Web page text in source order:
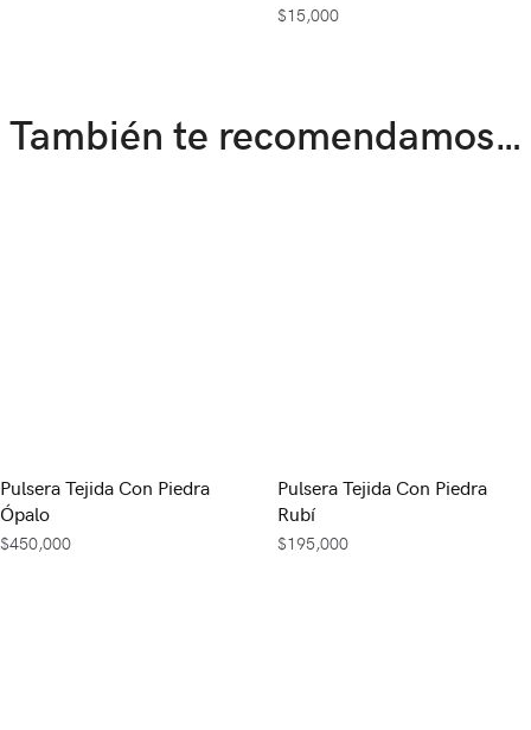
$15,000
También te recomendamos…
Pulsera Tejida Con Piedra
Ópalo
$450,000
Pulsera Tejida Con Piedra
Rubí
$195,000